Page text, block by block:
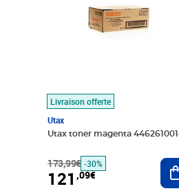
Livraison offerte
Utax
Utax toner magenta
173,99€ -30%
121 ,09€